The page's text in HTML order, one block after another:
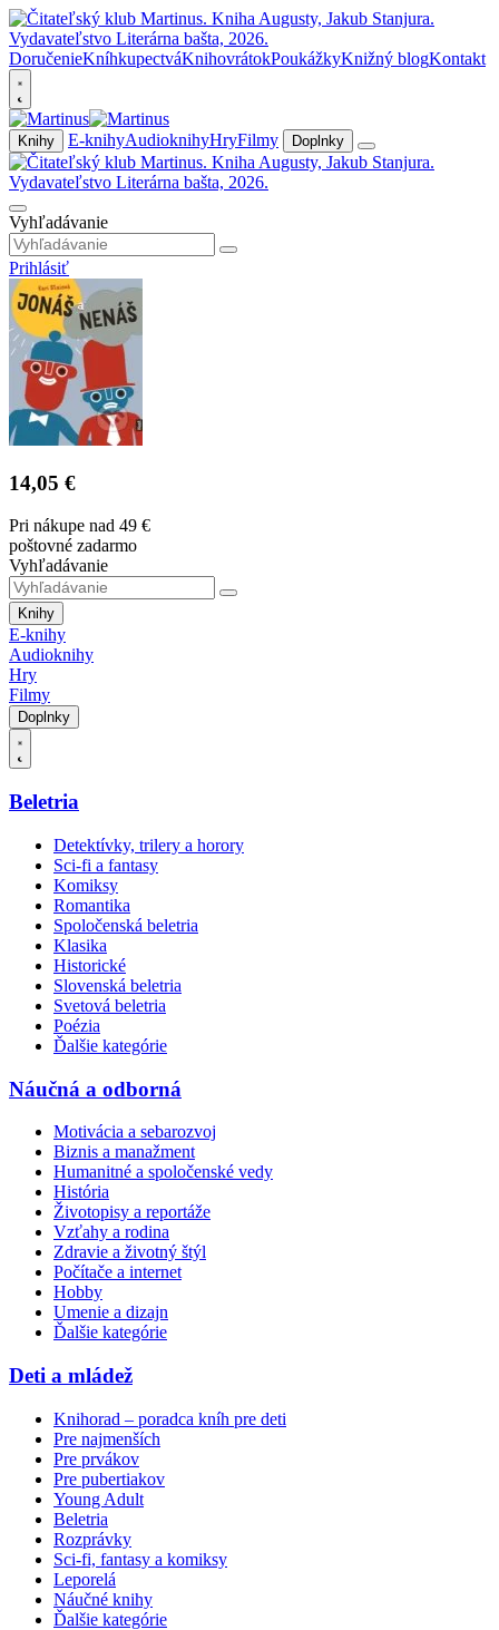
DoručenieKníhkupectváKnihovrátokPoukážkyKnižný blogKontakt
Knihy E-knihyAudioknihyHryFilmy Doplnky
Vyhľadávanie
Prihlásiť
14,05 €
Pri nákupe nad 49 €
poštovné zadarmo
Vyhľadávanie
Knihy
E-knihy
Audioknihy
Hry
Filmy
Doplnky
Beletria
Detektívky, trilery a horory
Sci-fi a fantasy
Komiksy
Romantika
Spoločenská beletria
Klasika
Historické
Slovenská beletria
Svetová beletria
Poézia
Ďalšie kategórie
Náučná a odborná
Motivácia a sebarozvoj
Biznis a manažment
Humanitné a spoločenské vedy
História
Životopisy a reportáže
Vzťahy a rodina
Zdravie a životný štýl
Počítače a internet
Hobby
Umenie a dizajn
Ďalšie kategórie
Deti a mládež
Knihorad – poradca kníh pre deti
Pre najmenších
Pre prvákov
Pre pubertiakov
Young Adult
Beletria
Rozprávky
Sci-fi, fantasy a komiksy
Leporelá
Náučné knihy
Ďalšie kategórie